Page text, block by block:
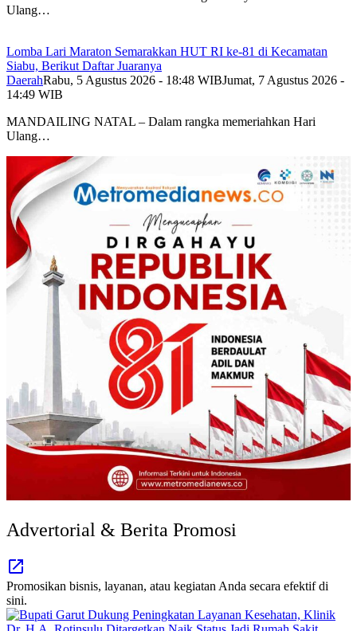
Ulang…
Lomba Lari Maraton Semarakkan HUT RI ke-81 di Kecamatan
Siabu, Berikut Daftar Juaranya
DaerahRabu, 5 Agustus 2026 - 18:48 WIBJumat, 7 Agustus 2026 -
14:49 WIB
MANDAILING NATAL – Dalam rangka memeriahkan Hari
Ulang…
Advertorial & Berita Promosi
Promosikan bisnis, layanan, atau kegiatan Anda secara efektif di
sini.